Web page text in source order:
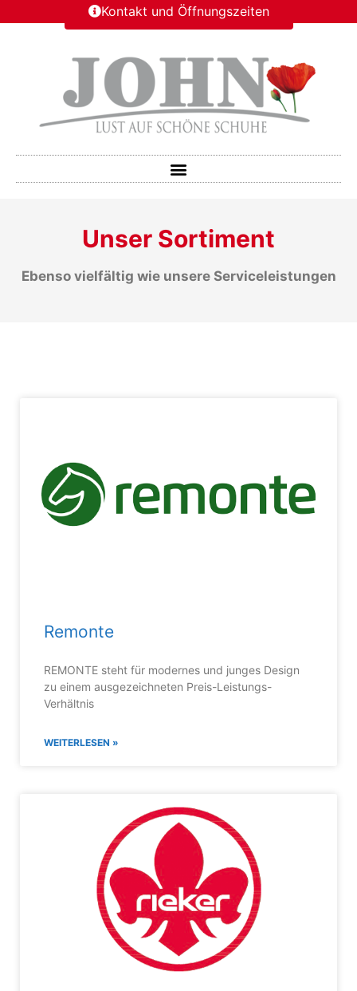
Kontakt und Öffnungszeiten
Unser Sortiment
Ebenso vielfältig wie unsere Serviceleistungen
Remonte
REMONTE steht für modernes und junges Design
zu einem ausgezeichneten Preis-Leistungs-
Verhältnis
WEITERLESEN »